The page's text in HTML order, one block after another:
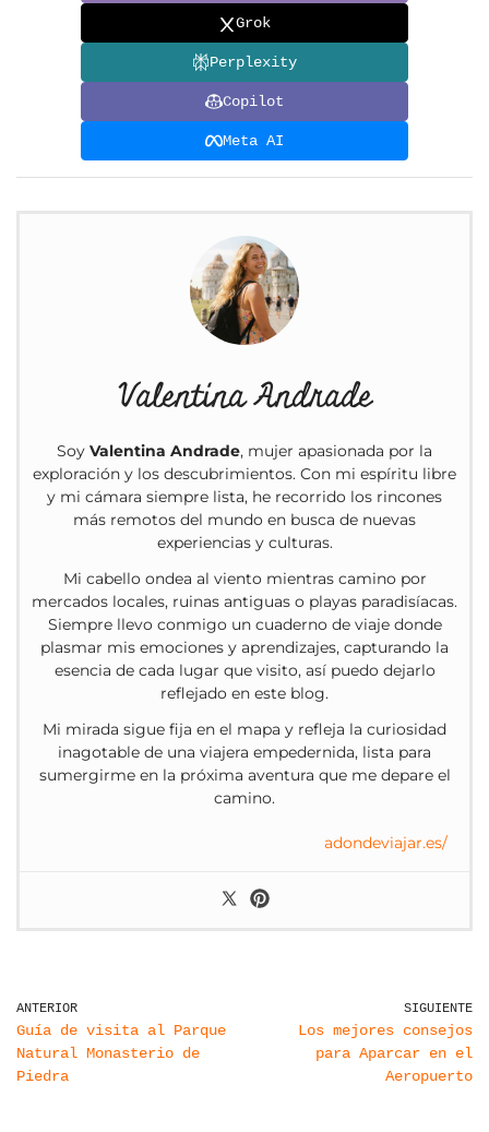
Grok
Perplexity
Copilot
Meta AI
Valentina Andrade
Soy Valentina Andrade, mujer apasionada por la
exploración y los descubrimientos. Con mi espíritu libre
y mi cámara siempre lista, he recorrido los rincones
más remotos del mundo en busca de nuevas
experiencias y culturas.
Mi cabello ondea al viento mientras camino por
mercados locales, ruinas antiguas o playas paradisíacas.
Siempre llevo conmigo un cuaderno de viaje donde
plasmar mis emociones y aprendizajes, capturando la
esencia de cada lugar que visito, así puedo dejarlo
reflejado en este blog.
Mi mirada sigue fija en el mapa y refleja la curiosidad
inagotable de una viajera empedernida, lista para
sumergirme en la próxima aventura que me depare el
camino.
adondeviajar.es/
ANTERIOR
Guía de visita al Parque
Natural Monasterio de
Piedra
SIGUIENTE
Los mejores consejos
para Aparcar en el
Aeropuerto